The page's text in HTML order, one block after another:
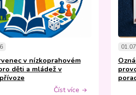
v nízkoprahovém
děti a mládež v
Číst více